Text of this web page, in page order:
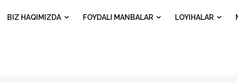
BIZ HAQIMIZDA FOYDALI MANBALAR LOYIHALAR